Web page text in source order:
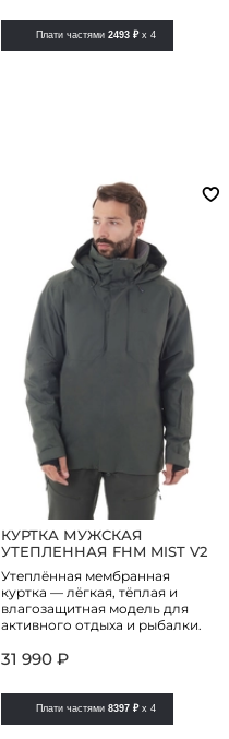
Плати частями 2493 ₽ x 4
КУРТКА МУЖСКАЯ
УТЕПЛЕННАЯ FHM MIST V2
Утеплённая мембранная
куртка — лёгкая, тёплая и
влагозащитная модель для
активного отдыха и рыбалки.
31 990 ₽
Плати частями 8397 ₽ x 4